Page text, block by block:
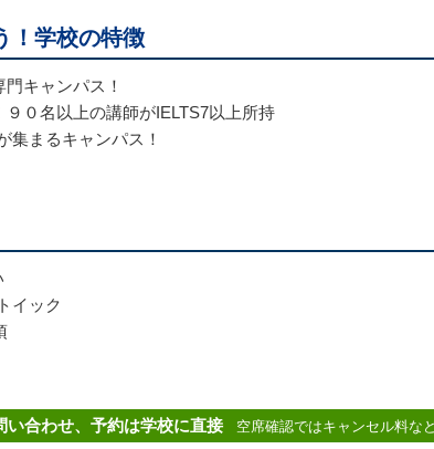
！学校の特徴
キャンパス！
０名以上の講師がIELTS7以上所持
集まるキャンパス！
イック
い合わせ、予約は学校に直接 空席確認ではキャンセル料な